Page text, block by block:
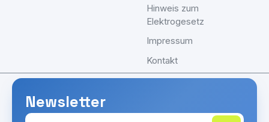
Hinweis zum
Elektrogesetz
Impressum
Kontakt
Newsletter